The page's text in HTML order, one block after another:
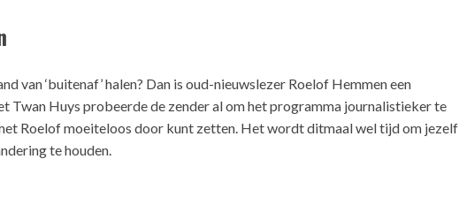
van ‘buitenaf’ halen? Dan is oud-nieuwslezer Roelof Hemmen een
Twan Huys probeerde de zender al om het programma journalistieker te
Roelof moeiteloos door kunt zetten. Het wordt ditmaal wel tijd om jezelf
te houden.